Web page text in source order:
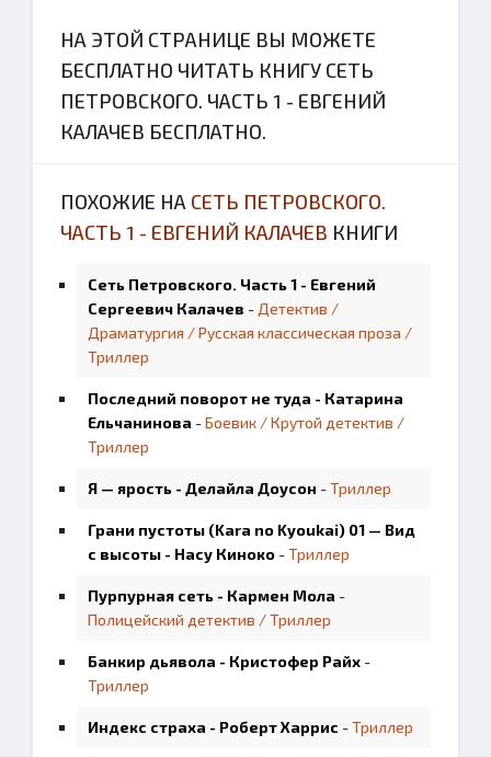
НА ЭТОЙ СТРАНИЦЕ ВЫ МОЖЕТЕ
БЕСПЛАТНО ЧИТАТЬ КНИГУ СЕТЬ
ПЕТРОВСКОГО. ЧАСТЬ 1 - ЕВГЕНИЙ
КАЛАЧЕВ БЕСПЛАТНО.
ПОХОЖИЕ НА СЕТЬ ПЕТРОВСКОГО.
ЧАСТЬ 1 - ЕВГЕНИЙ КАЛАЧЕВ КНИГИ
Сеть Петровского. Часть 1 - Евгений
Сергеевич Калачев - Детектив /
Драматургия / Русская классическая проза /
Триллер
Последний поворот не туда - Катарина
Ельчанинова -Боевик / Крутой детектив /
Триллер
Я — ярость - Делайла Доусон -Триллер
Грани пустоты (Kara no Kyoukai) 01 — Вид
с высоты - Насу Киноко -Триллер
Пурпурная сеть - Кармен Мола -
Полицейский детектив / Триллер
Банкир дьявола - Кристофер Райх -
Триллер
Индекс страха - Роберт Харрис -Триллер